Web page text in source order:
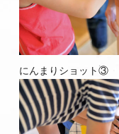
にんまりショット③